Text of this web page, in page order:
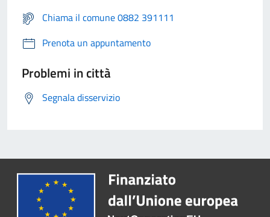
Chiama il comune 0882 391111
Prenota un appuntamento
Problemi in città
Segnala disservizio